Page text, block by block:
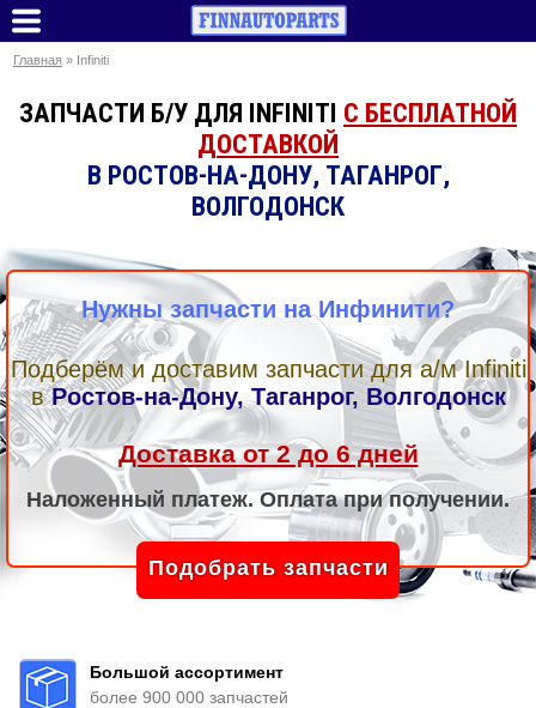
Главная » Infiniti
ЗАПЧАСТИ Б/У ДЛЯ INFINITI С БЕСПЛАТНОЙ
ДОСТАВКОЙ
В РОСТОВ-НА-ДОНУ, ТАГАНРОГ,
ВОЛГОДОНСК
Нужны запчасти на Инфинити?
Подберём и доставим запчасти для а/м Infiniti
вРостов-на-Дону, Таганрог, Волгодонск
Доставка от 2 до 6 дней
Наложенный платеж. Оплата при получении.
Подобрать запчасти
Большой ассортимент
более 900 000 запчастей